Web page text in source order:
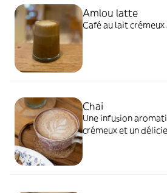
Amlou latte
Café au lait
Chai
Une infusion
crémeux et un